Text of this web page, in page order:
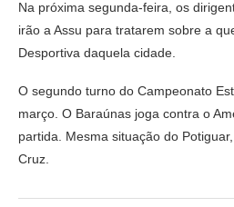
Na próxima segunda-feira, os
irão a Assu para tratarem sobre a
Desportiva daquela cidade.
O segundo turno do Campeonato
março. O Baraúnas joga contra o
partida. Mesma situação do
Cruz.